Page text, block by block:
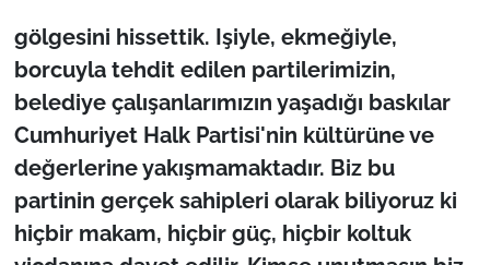
gölgesini hissettik. Işiyle, ekmeğiyle,
borcuyla tehdit edilen partilerimizin,
belediye çalışanlarımızın yaşadığı baskılar
Cumhuriyet Halk Partisi'nin kültürüne ve
değerlerine yakışmamaktadır. Biz bu
partinin gerçek sahipleri olarak biliyoruz ki
hiçbir makam, hiçbir güç, hiçbir koltuk